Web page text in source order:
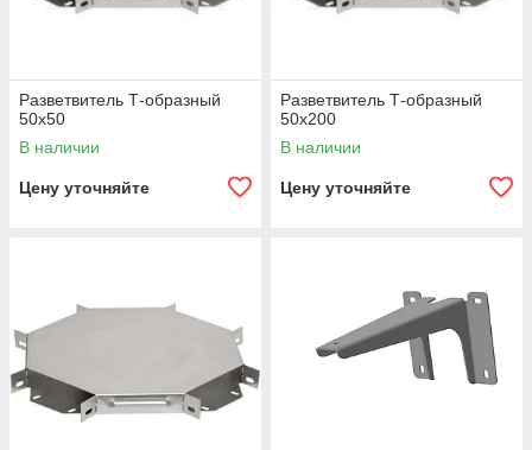
Разветвитель Т-образный
50х50
В наличии
Цену уточняйте
Разветвитель Т-образный
50х200
В наличии
Цену уточняйте